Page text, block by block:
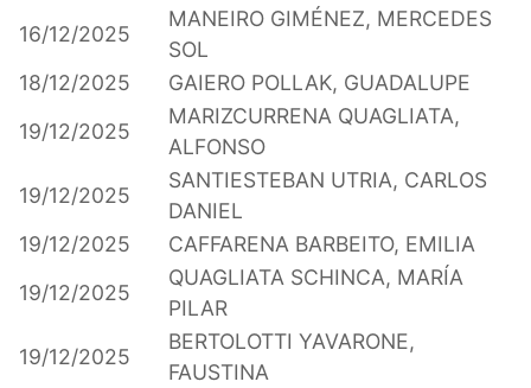
16/12/2025
MANEIRO GIMÉNEZ, MERCEDES
SOL
18/12/2025
GAIERO POLLAK, GUADALUPE
19/12/2025
MARIZCURRENA QUAGLIATA,
ALFONSO
19/12/2025
SANTIESTEBAN UTRIA, CARLOS
DANIEL
19/12/2025
CAFFARENA BARBEITO, EMILIA
19/12/2025
QUAGLIATA SCHINCA, MARÍA
PILAR
19/12/2025
BERTOLOTTI YAVARONE,
FAUSTINA